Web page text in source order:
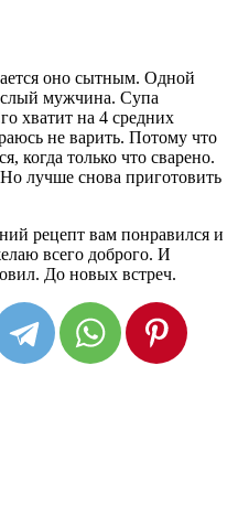
оно сытным. Одной
мужчина. Супа
хватит на 4 средних
не варить. Потому что
когда только что сварено.
лучше снова приготовить
рецепт вам понравился и
всего доброго. И
До новых встреч.